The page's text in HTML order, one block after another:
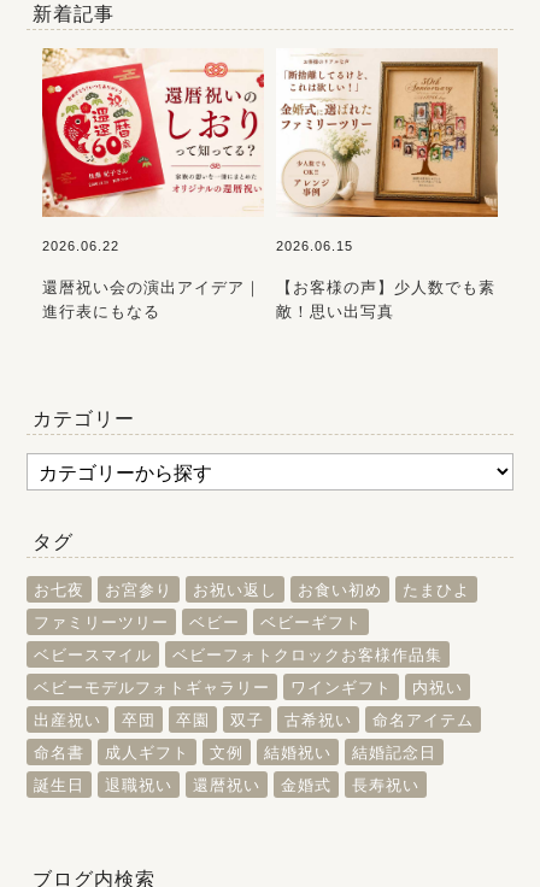
新着記事
2026.06.22
還暦祝い会の演出アイデア｜
進行表にもなる
2026.06.15
【お客様の声】少人数でも素
敵！思い出写真
カテゴリー
タグ
お七夜 お宮参り お祝い返し お食い初め
たまひよ
ファミリーツリー
ベビー
ベビーギフト
ベビースマイル
ベビーフォトクロックお客様作品集
ベビーモデルフォトギャラリー
ワインギフト
内祝い
出産祝い
卒団 卒園 双子 古希祝い
命名アイテム
命名書
成人ギフト 文例 結婚祝い
結婚記念日
誕生日
退職祝い 還暦祝い 金婚式 長寿祝い
ブログ内検索